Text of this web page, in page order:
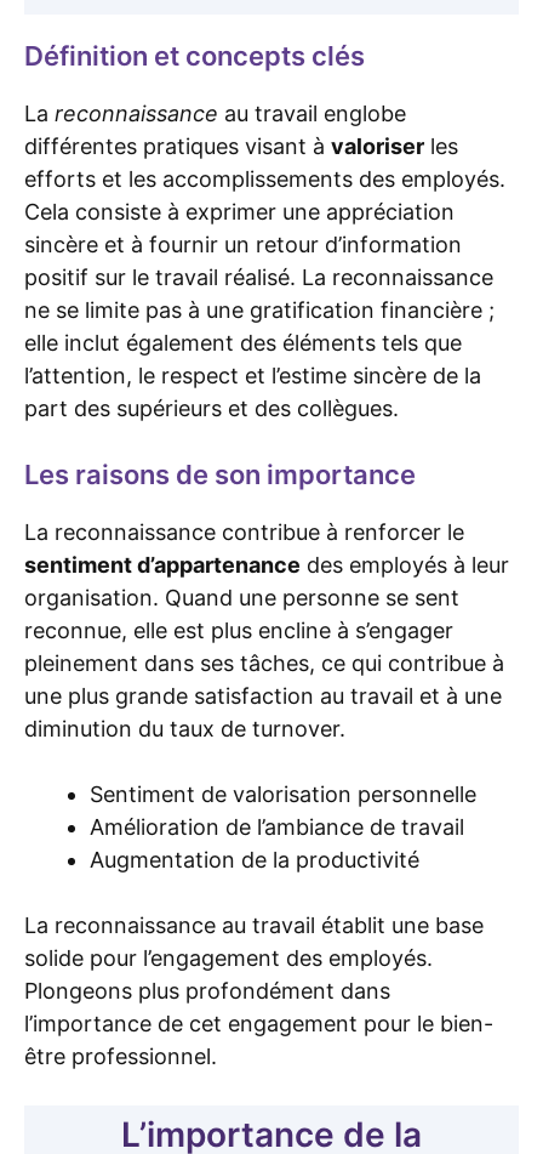
Définition et concepts clés
La reconnaissance au travail englobe
différentes pratiques visant à valoriser les
efforts et les accomplissements des employés.
Cela consiste à exprimer une appréciation
sincère et à fournir un retour d’information
positif sur le travail réalisé. La reconnaissance
ne se limite pas à une gratification financière ;
elle inclut également des éléments tels que
l’attention, le respect et l’estime sincère de la
part des supérieurs et des collègues.
Les raisons de son importance
La reconnaissance contribue à renforcer le
sentiment d’appartenance des employés à leur
organisation. Quand une personne se sent
reconnue, elle est plus encline à s’engager
pleinement dans ses tâches, ce qui contribue à
une plus grande satisfaction au travail et à une
diminution du taux de turnover.
Sentiment de valorisation personnelle
Amélioration de l’ambiance de travail
Augmentation de la productivité
La reconnaissance au travail établit une base
solide pour l’engagement des employés.
Plongeons plus profondément dans
l’importance de cet engagement pour le bien-
être professionnel.
L’importance de la